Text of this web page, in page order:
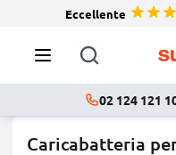
Eccellente
02 124 121
Caricabatteria